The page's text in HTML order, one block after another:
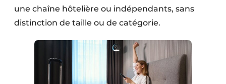
une chaîne hôtelière ou indépendants, sans
distinction de taille ou de catégorie.